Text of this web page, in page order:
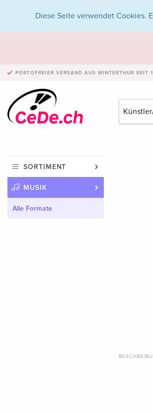
Diese Seite verwendet Cookies.
PORTOFREIER VERSAND AUS WINTERTHUR SEIT
SORTIMENT
MUSIK
Alle Formate